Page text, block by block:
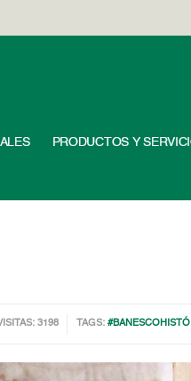
PRODUCTOS Y
3198 TAGS: